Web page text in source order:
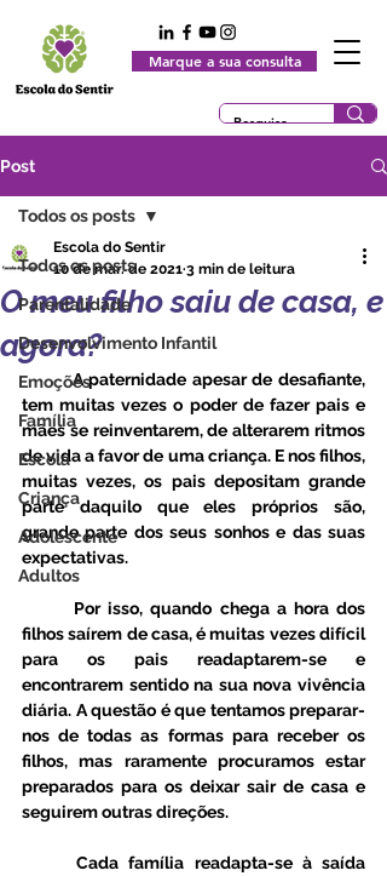
Marque a sua consulta
Post
Todos os posts
Parentalidade
Desenvolvimento Infantil
Emoções
Família
Escola
Criança
Adolescente
Adultos
Todos os posts
O meu filho saiu de casa, e
agora?
Escola do Sentir
10 de mar. de 2021 3 min de leitura
	A paternidade apesar de desafiante,
tem muitas vezes o poder de fazer pais e
mães se reinventarem, de alterarem ritmos
de vida a favor de uma criança. E nos filhos,
muitas vezes, os pais depositam grande
parte daquilo que eles próprios são,
grande parte dos seus sonhos e das suas
expectativas.
filhos saírem de casa, é muitas vezes difícil
para os pais readaptarem-se e
encontrarem sentido na sua nova vivência
diária. A questão é que tentamos preparar-
nos de todas as formas para receber os
filhos, mas raramente procuramos estar
preparados para os deixar sair de casa e
seguirem outras direções.
	Cada família readapta-se à saída